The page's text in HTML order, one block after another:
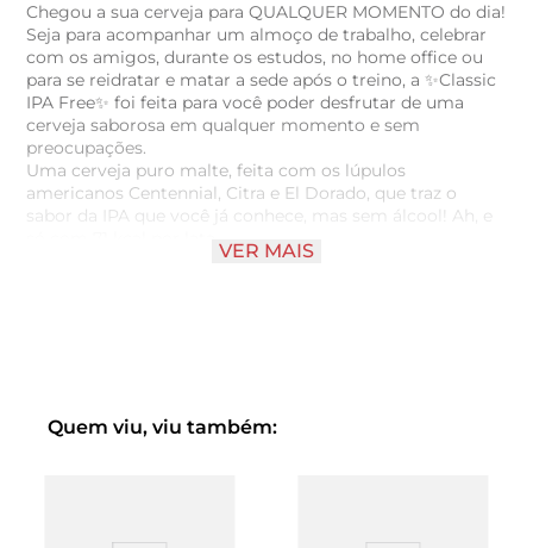
Chegou a sua cerveja para QUALQUER MOMENTO do dia!
Seja para acompanhar um almoço de trabalho, celebrar
com os amigos, durante os estudos, no home office ou
para se reidratar e matar a sede após o treino, a ✨Classic
IPA Free✨ foi feita para você poder desfrutar de uma
cerveja saborosa em qualquer momento e sem
preocupações.
Uma cerveja puro malte, feita com os lúpulos
americanos Centennial, Citra e El Dorado, que traz o
sabor da IPA que você já conhece, mas sem álcool! Ah, e
só com 71 kcal por lata.
👉Be Free. Drink Free!👈VER MAIS
Quem viu, viu também: